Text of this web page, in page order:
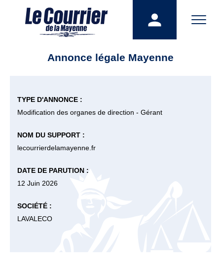
Annonce légale Mayenne
TYPE D'ANNONCE :
Modification des organes de direction - Gérant
NOM DU SUPPORT :
lecourrierdelamayenne.fr
DATE DE PARUTION :
12 Juin 2026
SOCIÉTÉ :
LAVALECO